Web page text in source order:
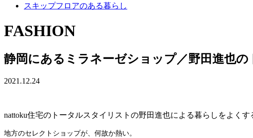
スキップフロアのある暮らし
FASHION
静岡にあるミラネーゼショップ／野田進也
2021.12.24
nattoku住宅のトータルスタイリストの野田進也による暮らしをよくす
地方のセレクトショップが、何故か熱い。